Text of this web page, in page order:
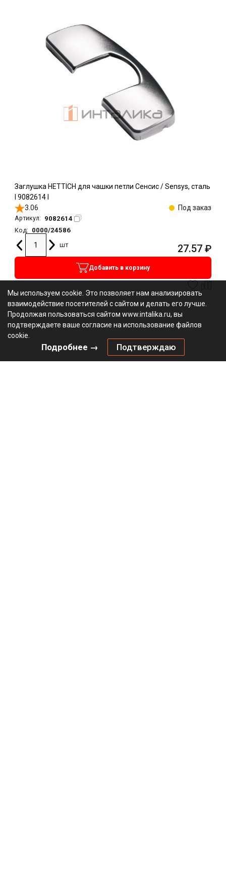
Заглушка HETTICH для чашки петли Сенсис / Sensys, сталь
l 9082614 l
3.06
Под заказ
Артикул: 9082614
Код:
0000/24586
шт
27.57 ₽
Добавить в корзину
Мы используем cookie. Это позволяет нам анализировать
взаимодействие посетителей с сайтом и делать его лучше.
Продолжая пользоваться сайтом www.intalika.ru, вы
подтверждаете ваше согласие на использование файлов
cookie.
Подробнее → Подтверждаю